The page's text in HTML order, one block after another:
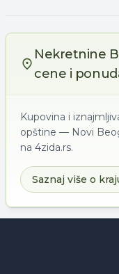
Nekretnine
cene i
Kupovina i
opštine — Novi
na 4zida.rs.
Saznaj više o